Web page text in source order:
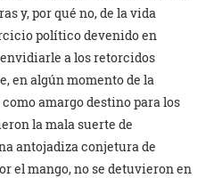
y, por qué no, de la vida
político devenido en
a los retorcidos
en algún momento de la
amargo destino para los
la mala suerte de
antojadiza conjetura de
el mango, no se detuvieron en